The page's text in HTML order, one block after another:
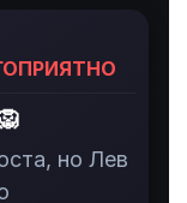
но Лев